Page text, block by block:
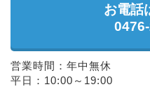
お電話
営業時間：年中無休
平日：10:00～19:00